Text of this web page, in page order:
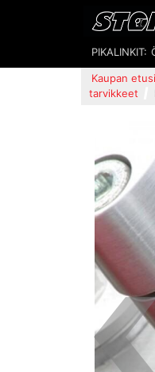
PIKALINKIT:
Kaupan
tarvikkeet